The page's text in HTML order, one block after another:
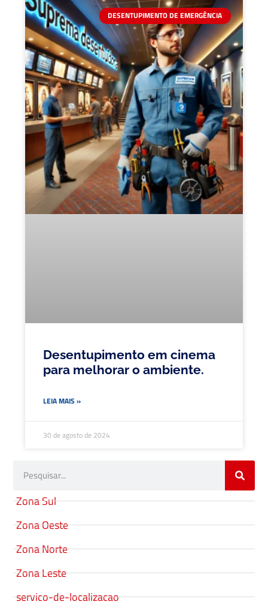
DESENTUPIMENTO DE EMERGÊNCIA
Desentupimento em cinema
para melhorar o ambiente.
LEIA MAIS »
30 de agosto de 2024
Zona Sul
Zona Oeste
Zona Norte
Zona Leste
servico-de-localizacao